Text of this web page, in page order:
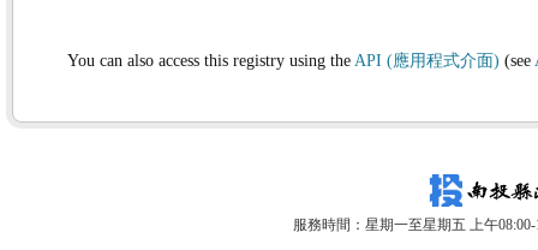
You can also access this registry using the API (應用程式介面) (see
服務時間：星期一至星期五 上午